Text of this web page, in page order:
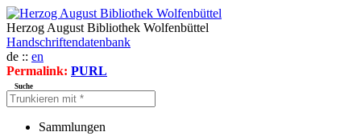
Herzog August Bibliothek Wolfenbüttel
Handschriftendatenbank
de :: en
Permalink: PURL
Suche
Sammlungen